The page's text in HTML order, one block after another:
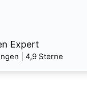
Expert
| 4,9 Ster­ne